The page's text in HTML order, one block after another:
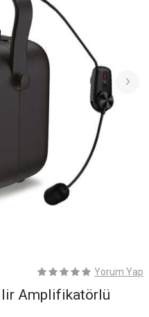
Yorum Yap
Amplifikatörlü